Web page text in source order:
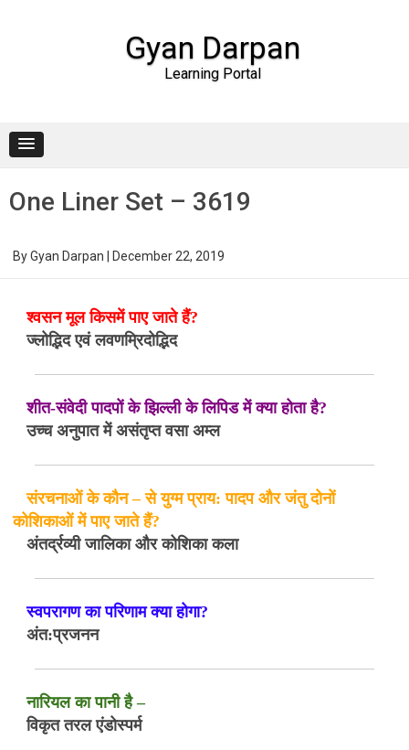
Gyan Darpan
Learning Portal
One Liner Set – 3619
ByGyan Darpan December 22, 2019
श्वसन मूल किसमें पाए जाते हैं?
ज्लोद्भिद एवं लवणम्रिदोद्भिद
शीत-संवेदी पादपों के झिल्ली के लिपिड में क्या होता है?
उच्च अनुपात में असंतृप्त वसा अम्ल
संरचनाओं के कौन – से युग्म प्राय: पादप और जंतु दोनों
कोशिकाओं में पाए जाते हैं?
अंतर्द्रव्यी जालिका और कोशिका कला
स्वपरागण का परिणाम क्या होगा?
अंत:प्रजनन
नारियल का पानी है –
विकृत तरल एंडोस्पर्म